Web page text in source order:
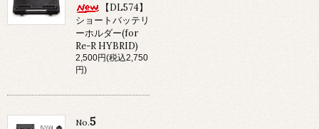
【DL574】
ショートバッテリ
ーホルダー(for
Re-R HYBRID)
2,500円(税込2,750
円)
No.5